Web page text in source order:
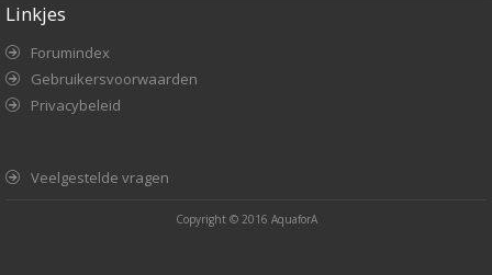
Linkjes
Forumindex
Gebruikersvoorwaarden
Privacybeleid
Veelgestelde vragen
Copyright © 2016 AquaforA